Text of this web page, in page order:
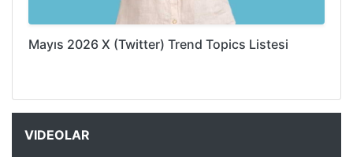
Mayıs 2026 X (Twitter) Trend Topics Listesi
VIDEOLAR